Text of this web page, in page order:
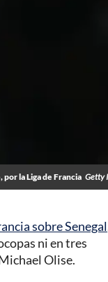
la Liga de Francia Getty
sobre Senegal
ni en tres
Olise.